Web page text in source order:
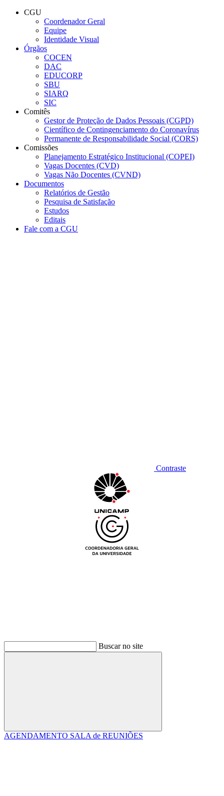
Conteúdo principal
CGU
Coordenador Geral
Equipe
Identidade Visual
Órgãos
COCEN
DAC
EDUCORP
SBU
SIARQ
SIC
Comitês
Gestor de Proteção de Dados Pessoais (CGPD)
Científico de Contingenciamento do Coronavírus
Permanente de Responsabilidade Social (CORS)
Comissões
Planejamento Estratégico Institucional (COPEI)
Vagas Docentes (CVD)
Vagas Não Docentes (CVND)
Documentos
Relatórios de Gestão
Pesquisa de Satisfação
Estudos
Editais
Fale com a CGU
Contraste
Buscar no site
Buscar
AGENDAMENTO SALA de REUNIÕES